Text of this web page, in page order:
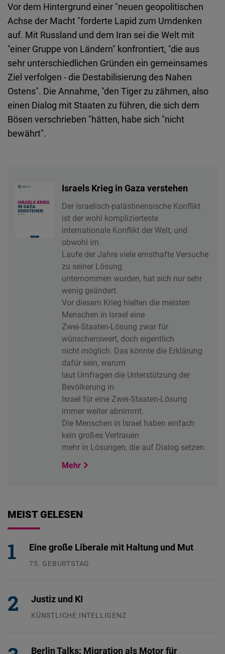
Vor dem Hintergrund einer "neuen geopolitischen
Achse der Macht "forderte Lapid zum Umdenken
auf. Mit Russland und dem Iran sei die Welt mit
"einer Gruppe von Ländern" konfrontiert, "die aus
sehr unterschiedlichen Gründen ein gemeinsames
Ziel verfolgen - die Destabilisierung des Nahen
Ostens". Die Annahme, "den Tiger zu zähmen, also
einen Dialog mit Staaten zu führen, die sich dem
Bösen verschrieben "hätten, habe sich "nicht
bewährt".
Israels Krieg in Gaza verstehen
Der israelisch-palästinensische Konflikt
ist der wohl komplizierteste
internationale Konflikt der Welt, und
obwohl im
Laufe der Jahre viele ernsthafte Versuche
zu seiner Lösung
unternommen wurden, hat sich nur sehr
wenig geändert.
Vor diesem Krieg hielten die meisten
Menschen in Israel eine
Zwei-Staaten-Lösung zwar für
wünschenswert, doch eigentlich
nicht möglich. Das könnte die Erklärung
dafür sein, warum
laut Umfragen die Unterstützung der
Bevölkerung in
Israel für eine Zwei-Staaten-Lösung
immer weiter abnimmt.
Die Menschen in Israel haben einfach
kein großes Vertrauen
mehr in Lösungen, die auf Dialog setzen.
Mehr
MEIST GELESEN
Eine große Liberale mit Haltung und Mut
75. GEBURTSTAG
Justiz und KI
KÜNSTLICHE INTELLIGENZ
Berlin Talks: Migration als Motor für